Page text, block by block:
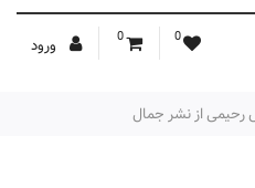
0
0 ورود
رحیمی از نشر جمال